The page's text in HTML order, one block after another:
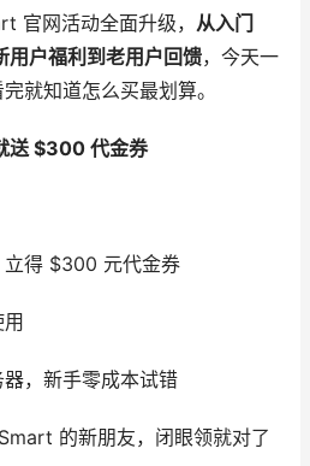
官网活动全面升级， 从入门
用户福利到老用户回馈，今天一
就知道怎么买最划算。
送 $300 代金券
立得 $300 元代金券
，新手零成本试错
的新朋友，闭眼领就对了